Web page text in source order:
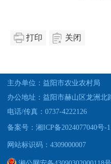
打印 关闭
主办单位：益阳市农业农村局
办公地址：益阳市赫山区龙洲北
电话/传真：0737-4222126
备案号：湘ICP备2024077040号-
网站标识码：4309000007